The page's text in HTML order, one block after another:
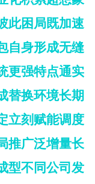
此困局既加速
自身形成无缝
更强特点通实
替换环境长期
立刻赋能调度
推广泛增量长
型不同公司发